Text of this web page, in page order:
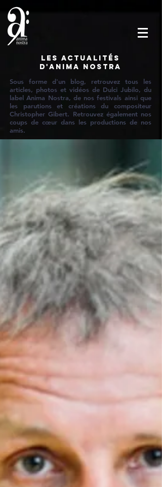
Les actualités
d'Anima Nostra
Sous forme d'un blog, retrouvez tous les
articles, photos et vidéos de Dulci Jubilo, du
label Anima Nostra, de nos festivals ainsi que
les parutions et créations du compositeur
Christopher Gibert. Retrouvez également nos
coups de cœur dans les productions de nos
amis.